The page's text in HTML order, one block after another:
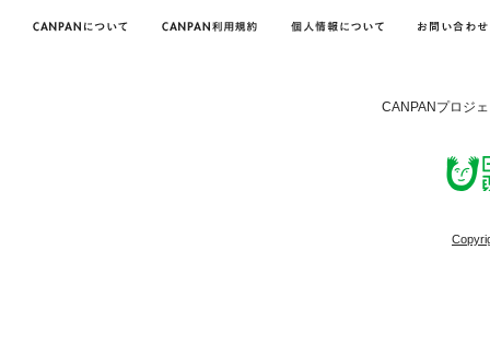
CANPANプロジ